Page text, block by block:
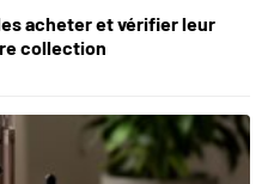
acheter et vérifier leur
collection